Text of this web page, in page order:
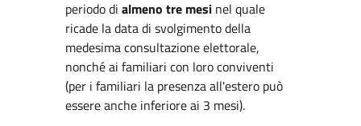
periodo di almeno tre mesinel quale
ricade la data di svolgimento della
medesima consultazione elettorale,
nonché ai familiari con loro conviventi
(per i familiari la presenza all'estero può
essere anche inferiore ai 3 mesi).